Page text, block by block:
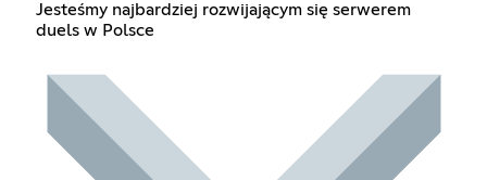
Jesteśmy najbardziej rozwijającym się serwerem
duels w Polsce